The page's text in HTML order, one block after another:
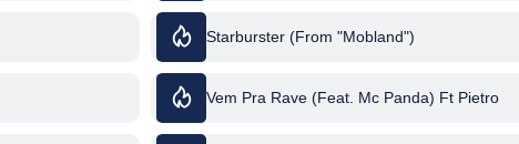
Starburster (From "Mobland")
Vem Pra Rave (Feat. Mc Panda) Ft Pietro